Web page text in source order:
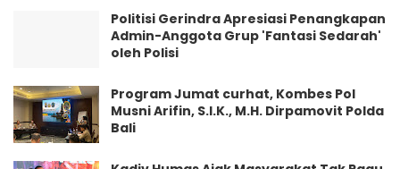
Politisi Gerindra Apresiasi Penangkapan
Admin-Anggota Grup 'Fantasi Sedarah'
oleh Polisi
Program Jumat curhat, Kombes Pol
Musni Arifin, S.I.K., M.H. Dirpamovit Polda
Bali